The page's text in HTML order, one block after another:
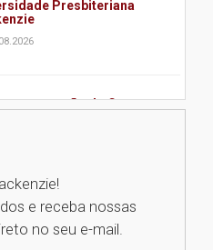
Presbiteriana
apresentação do Centro
Mackenzie
nova edição da Feira
e receba nossas
no seu e-mail.